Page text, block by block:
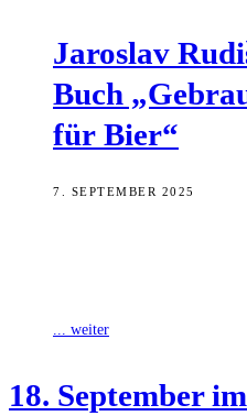
Jaros­lav
Buch
für Bier“
7. SEPTEMBER 2025
... weiter
18. Sep­tem­ber